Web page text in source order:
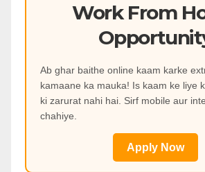
Work From
Ab ghar baithe online kaam karke
kamaane ka mauka! Is kaam ke liye
ki zarurat nahi hai. Sirf mobile aur
chahiye.
Apply Now